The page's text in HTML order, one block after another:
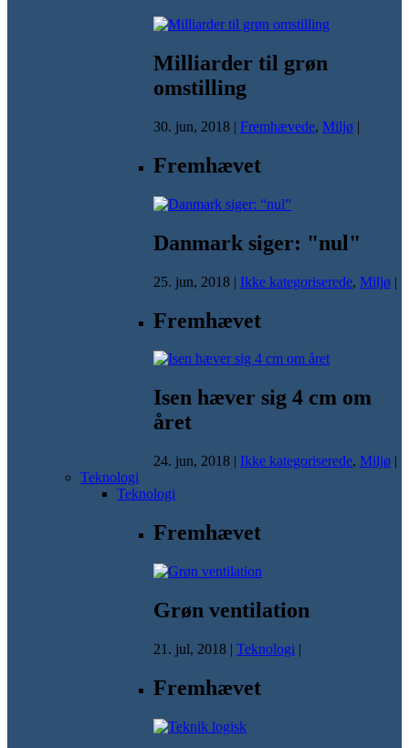
Milliarder til grøn
omstilling
30. jun, 2018 | Fremhævede, Miljø |
Fremhævet
Danmark siger: "nul"
25. jun, 2018 | Ikke kategoriserede, Miljø |
Fremhævet
Isen hæver sig 4 cm om
året
24. jun, 2018 | Ikke kategoriserede, Miljø |
Teknologi
Teknologi
Fremhævet
Grøn ventilation
21. jul, 2018 | Teknologi |
Fremhævet